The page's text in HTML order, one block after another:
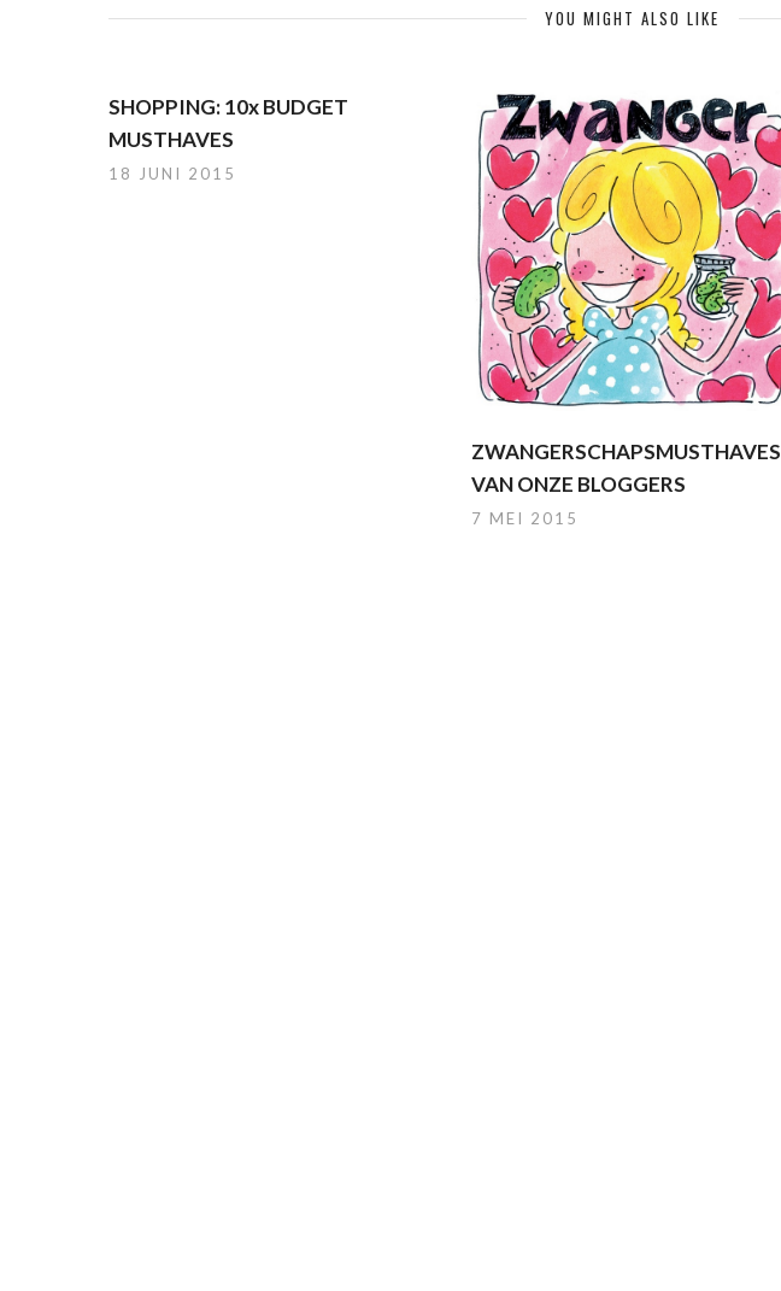
YOU MIGHT ALSO LIKE
SHOPPING: 10x BUDGET
MUSTHAVES
18 JUNI 2015
ZWANGERSCHAPSMUSTHAVES
VAN ONZE BLOGGERS
7 MEI 2015